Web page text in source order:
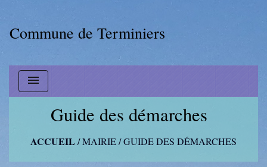
Commune de Terminiers
menu
Guide des démarches
ACCUEIL /MAIRIE/GUIDE DES DÉMARCHES